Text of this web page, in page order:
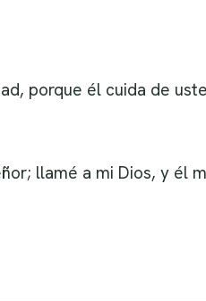
porque él cuida de
llamé a mi Dios, y él